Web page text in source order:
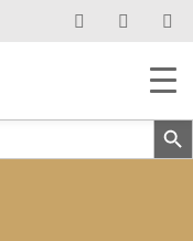
Botón de